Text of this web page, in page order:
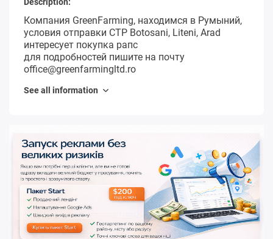
Компания GreenFarming, находимся в Румыний,
условия отправки CTP Botosani, Liteni, Arad
интересует покупка рапс
для подробностей пишите на почту
office@greenfarmingltd.ro
See all information